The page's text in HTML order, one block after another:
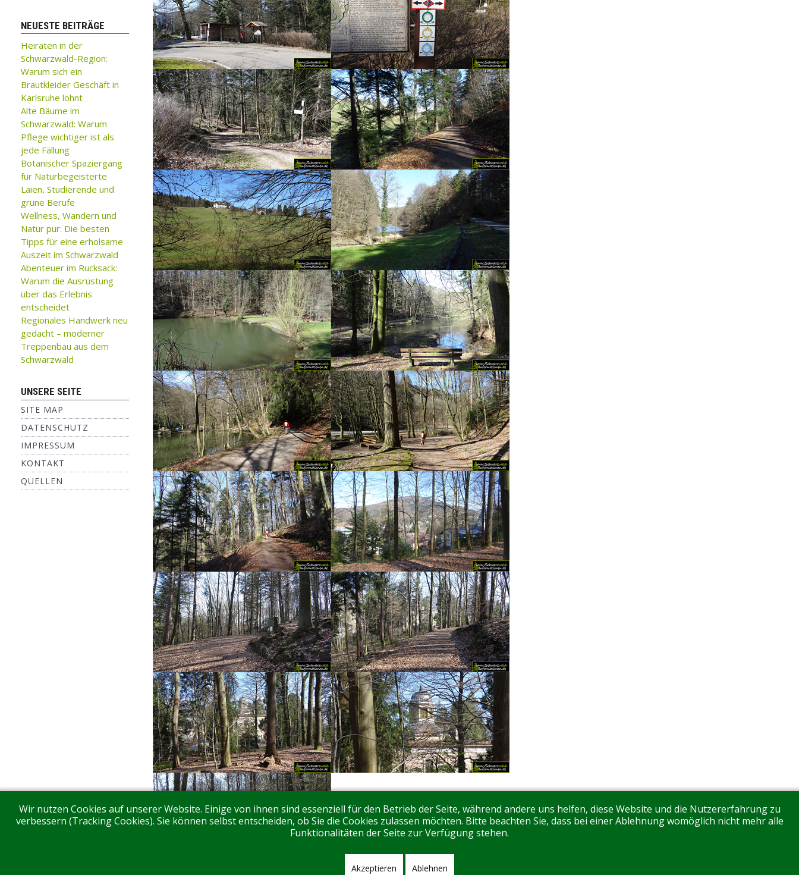
NEUESTE BEITRÄGE
Heiraten in der
Schwarzwald-Region:
Warum sich ein
Brautkleider Geschäft in
Karlsruhe lohnt
Alte Bäume im
Schwarzwald: Warum
Pflege wichtiger ist als
jede Fällung
Botanischer Spaziergang
für Naturbegeisterte
Laien, Studierende und
grüne Berufe
Wellness, Wandern und
Natur pur: Die besten
Tipps für eine erholsame
Auszeit im Schwarzwald
Abenteuer im Rucksack:
Warum die Ausrüstung
über das Erlebnis
entscheidet
Regionales Handwerk neu
gedacht – moderner
Treppenbau aus dem
Schwarzwald
UNSERE SEITE
SITE MAP
DATENSCHUTZ
IMPRESSUM
KONTAKT
QUELLEN
Wir nutzen Cookies auf unserer Website. Einige von ihnen sind essenziell für den Betrieb der Seite, während andere uns helfen, diese Website und die Nutzererfahrung zu
verbessern (Tracking Cookies). Sie können selbst entscheiden, ob Sie die Cookies zulassen möchten. Bitte beachten Sie, dass bei einer Ablehnung womöglich nicht mehr alle
Funktionalitäten der Seite zur Verfügung stehen.
Akzeptieren Ablehnen